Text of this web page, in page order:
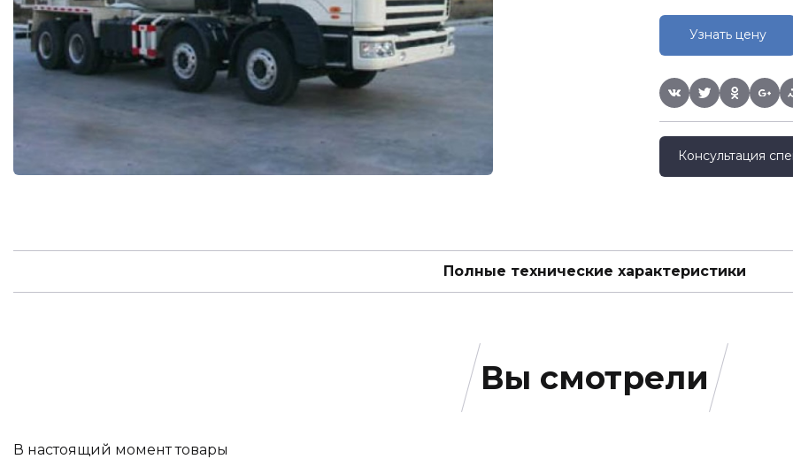
Узнать цену
Консультация
Полные технические характеристики
Вы смотрели
В настоящий момент товары